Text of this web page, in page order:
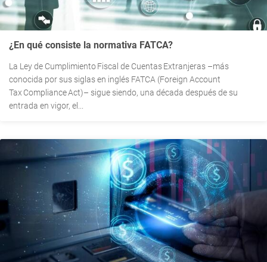
¿En qué consiste la normativa FATCA?
La Ley de Cumplimiento Fiscal de Cuentas Extranjeras –más
conocida por sus siglas en inglés FATCA (Foreign Account
Tax Compliance Act)– sigue siendo, una década después de su
entrada en vigor, el...